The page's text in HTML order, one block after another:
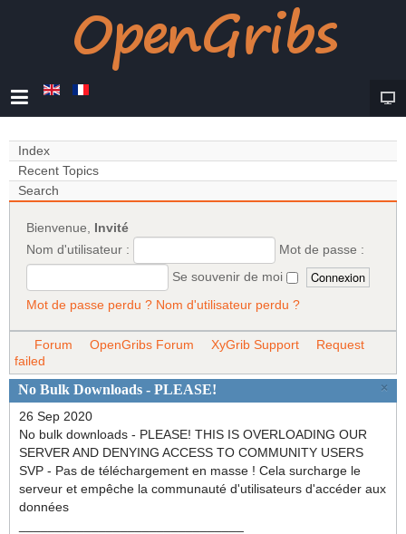
Index
Recent Topics
Search
Bienvenue, Invité
Nom d'utilisateur :
Mot de passe :
Se souvenir de moi
Mot de passe perdu ? Nom d'utilisateur perdu ?
Forum OpenGribs Forum XyGrib Support
Request
failed
×
No Bulk Downloads - PLEASE!
26 Sep 2020
No bulk downloads - PLEASE! THIS IS OVERLOADING OUR
SERVER AND DENYING ACCESS TO COMMUNITY USERS
SVP - Pas de téléchargement en masse ! Cela surcharge le
serveur et empêche la communauté d'utilisateurs d'accéder aux
données